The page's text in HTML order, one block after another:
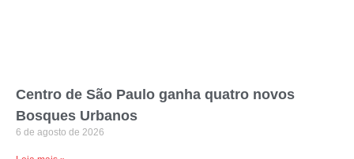
Centro de São Paulo ganha quatro novos
Bosques Urbanos
6 de agosto de 2026